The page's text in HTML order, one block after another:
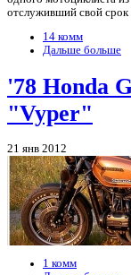
отслуживший свой срок
14 комм
Дальше больше
'78 Honda
"Vyper"
21 янв 2012
1 комм